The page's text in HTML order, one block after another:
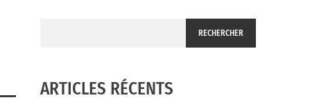
RECHERCHER
ARTICLES RÉCENTS